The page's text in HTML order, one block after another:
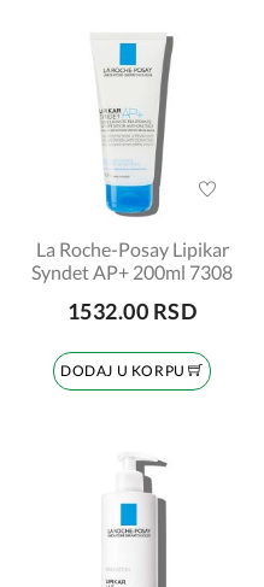
La Roche-Posay Lipikar
Syndet AP+ 200ml 7308
1532.00 RSD
DODAJ U KORPU